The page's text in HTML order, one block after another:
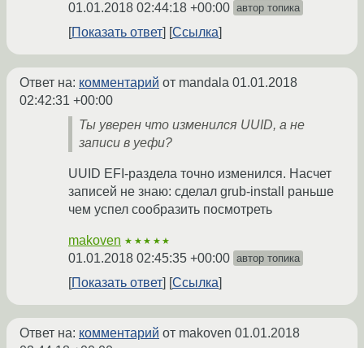
01.01.2018 02:44:18 +00:00 автор топика
Показать ответ Ссылка
Ответ на: комментарий от mandala 01.01.2018
02:42:31 +00:00
Ты уверен что изменился UUID, а не
записи в уефи?
UUID EFI-раздела точно изменился. Насчет
записей не знаю: сделал grub-install раньше
чем успел сообразить посмотреть
makoven ★★★★★
01.01.2018 02:45:35 +00:00 автор топика
Показать ответ Ссылка
Ответ на: комментарий от makoven 01.01.2018